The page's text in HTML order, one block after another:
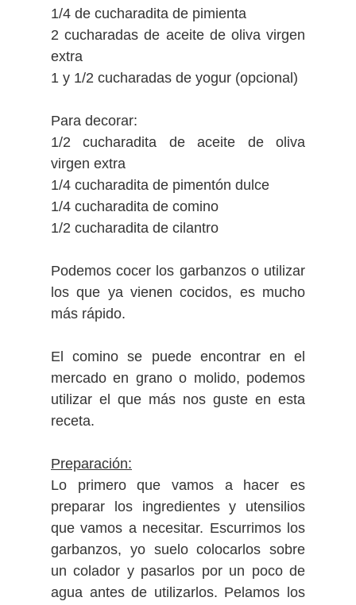
1/4 de cucharadita de pimienta
2 cucharadas de aceite de oliva virgen
extra
1 y 1/2 cucharadas de yogur (opcional)
Para decorar:
1/2 cucharadita de aceite de oliva
virgen extra
1/4 cucharadita de pimentón dulce
1/4 cucharadita de comino
1/2 cucharadita de cilantro
Podemos cocer los garbanzos o utilizar
los que ya vienen cocidos, es mucho
más rápido.
El comino se puede encontrar en el
mercado en grano o molido, podemos
utilizar el que más nos guste en esta
receta.
Preparación:
Lo primero que vamos a hacer es
preparar los ingredientes y utensilios
que vamos a necesitar. Escurrimos los
garbanzos, yo suelo colocarlos sobre
un colador y pasarlos por un poco de
agua antes de utilizarlos. Pelamos los